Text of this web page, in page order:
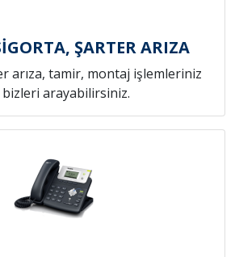
ŞARTER ARIZA
arıza, tamir, montaj işlemleriniz
bizleri arayabilirsiniz.